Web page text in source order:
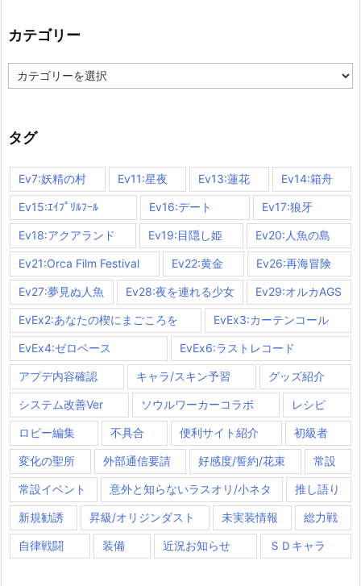
カテゴリー
テ
ー
タグ
Ev7:妖精の村 Ev11:星夜 Ev13:蓮花 Ev14:箱舟
Ev15:ｴｲﾌﾟﾘﾙﾌｰﾙ Ev16:デート Ev17:狼牙
Ev18:アクアランド Ev19:目隠し姫 Ev20:人魚の島
Ev21:Orca Film Festival Ev22:黄金 Ev26:再海冒険
Ev27:夢見ぬ人魚 Ev28:夜を連れる少女 Ev29:オルカAGS
EvEx2:あなたの楔にまごころを EvEx3:カーテンコール
EvEx4:ゼロベース EvEx6:ラストレコード
アプデ内容確認 キャラ/スキン予習 グッズ紹介
システム改善Ver ソウルワーカーコラボ レシピ
ロビー編集 不具合 便利サイト紹介 初級者
変化の聖所 外部通信要請 好感度/誓約/花束 常設
常設イベント 意外と知らないラスオリ/小ネタ 推し語り
新規勧誘 昇級/オリジンダスト 未実装情報 総力戦
自律戦闘 装備 近況お知らせ ＳＤキャラ